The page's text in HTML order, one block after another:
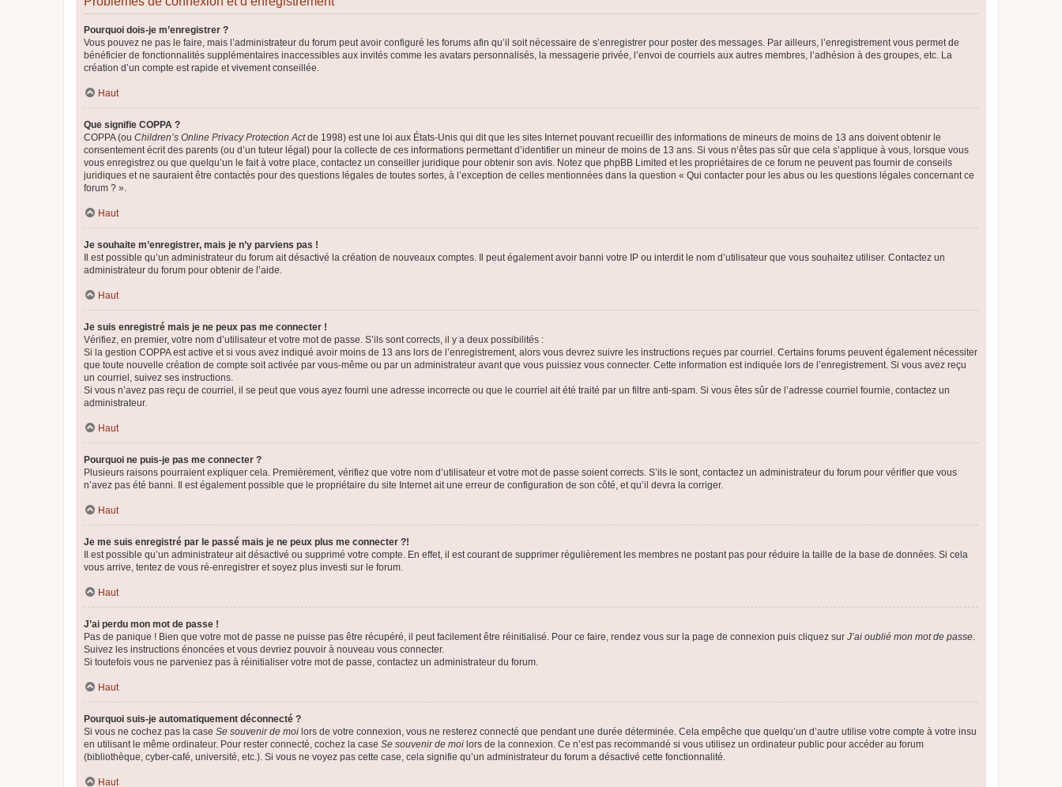
Pourquoi dois-je m’enregistrer ?
Vous pouvez ne pas le faire, mais l’administrateur du forum peut avoir configuré les forums afin qu’il soit nécessaire de s’enregistrer pour poster des messages. Par ailleurs, l’enregistrement vous permet de
bénéficier de fonctionnalités supplémentaires inaccessibles aux invités comme les avatars personnalisés, la messagerie privée, l’envoi de courriels aux autres membres, l’adhésion à des groupes, etc. La
création d’un compte est rapide et vivement conseillée.
Haut
Que signifie COPPA ?
COPPA (ou Children’s Online Privacy Protection Actde 1998) est une loi aux États-Unis qui dit que les sites Internet pouvant recueillir des informations de mineurs de moins de 13 ans doivent obtenir le
consentement écrit des parents (ou d’un tuteur légal) pour la collecte de ces informations permettant d’identifier un mineur de moins de 13 ans. Si vous n’êtes pas sûr que cela s’applique à vous, lorsque vous
vous enregistrez ou que quelqu’un le fait à votre place, contactez un conseiller juridique pour obtenir son avis. Notez que phpBB Limited et les propriétaires de ce forum ne peuvent pas fournir de conseils
juridiques et ne sauraient être contactés pour des questions légales de toutes sortes, à l’exception de celles mentionnées dans la question « Qui contacter pour les abus ou les questions légales concernant ce
forum ? ».
Haut
Je souhaite m’enregistrer, mais je n’y parviens pas !
Il est possible qu’un administrateur du forum ait désactivé la création de nouveaux comptes. Il peut également avoir banni votre IP ou interdit le nom d’utilisateur que vous souhaitez utiliser. Contactez un
administrateur du forum pour obtenir de l’aide.
Haut
Je suis enregistré mais je ne peux pas me connecter !
Vérifiez, en premier, votre nom d’utilisateur et votre mot de passe. S’ils sont corrects, il y a deux possibilités :
Si la gestion COPPA est active et si vous avez indiqué avoir moins de 13 ans lors de l’enregistrement, alors vous devrez suivre les instructions reçues par courriel. Certains forums peuvent également nécessiter
que toute nouvelle création de compte soit activée par vous-même ou par un administrateur avant que vous puissiez vous connecter. Cette information est indiquée lors de l’enregistrement. Si vous avez reçu
un courriel, suivez ses instructions.
Si vous n’avez pas reçu de courriel, il se peut que vous ayez fourni une adresse incorrecte ou que le courriel ait été traité par un filtre anti-spam. Si vous êtes sûr de l’adresse courriel fournie, contactez un
administrateur.
Haut
Pourquoi ne puis-je pas me connecter ?
Plusieurs raisons pourraient expliquer cela. Premièrement, vérifiez que votre nom d’utilisateur et votre mot de passe soient corrects. S’ils le sont, contactez un administrateur du forum pour vérifier que vous
n’avez pas été banni. Il est également possible que le propriétaire du site Internet ait une erreur de configuration de son côté, et qu’il devra la corriger.
Haut
Je me suis enregistré par le passé mais je ne peux plus me connecter ?!
Il est possible qu’un administrateur ait désactivé ou supprimé votre compte. En effet, il est courant de supprimer régulièrement les membres ne postant pas pour réduire la taille de la base de données. Si cela
vous arrive, tentez de vous ré-enregistrer et soyez plus investi sur le forum.
Haut
J’ai perdu mon mot de passe !
Pas de panique ! Bien que votre mot de passe ne puisse pas être récupéré, il peut facilement être réinitialisé. Pour ce faire, rendez vous sur la page de connexion puis cliquez sur J’ai oublié mon mot de passe.
Suivez les instructions énoncées et vous devriez pouvoir à nouveau vous connecter.
Si toutefois vous ne parveniez pas à réinitialiser votre mot de passe, contactez un administrateur du forum.
Haut
Pourquoi suis-je automatiquement déconnecté ?
Si vous ne cochez pas la case Se souvenir de moi lors de votre connexion, vous ne resterez connecté que pendant une durée déterminée. Cela empêche que quelqu’un d’autre utilise votre compte à votre insu
en utilisant le même ordinateur. Pour rester connecté, cochez la case Se souvenir de moi lors de la connexion. Ce n’est pas recommandé si vous utilisez un ordinateur public pour accéder au forum
(bibliothèque, cyber-café, université, etc.). Si vous ne voyez pas cette case, cela signifie qu’un administrateur du forum a désactivé cette fonctionnalité.
Haut